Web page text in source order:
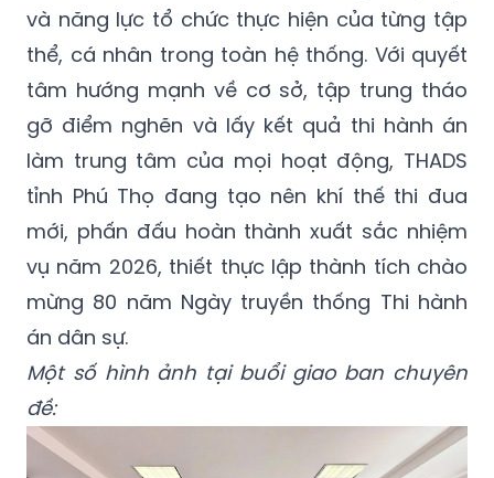
và năng lực tổ chức thực hiện của từng tập
thể, cá nhân trong toàn hệ thống. Với quyết
tâm hướng mạnh về cơ sở, tập trung tháo
gỡ điểm nghẽn và lấy kết quả thi hành án
làm trung tâm của mọi hoạt động, THADS
tỉnh Phú Thọ đang tạo nên khí thế thi đua
mới, phấn đấu hoàn thành xuất sắc nhiệm
vụ năm 2026, thiết thực lập thành tích chào
mừng 80 năm Ngày truyền thống Thi hành
án dân sự.
Một số hình ảnh tại buổi giao ban chuyên
đề: